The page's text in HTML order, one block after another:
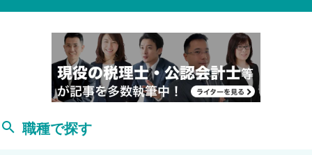
職種で探す